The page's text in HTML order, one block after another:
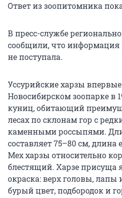
Ответ из зоопитомника
В пресс-службе
сообщили, что информация
не поступала.
Уссурийские харзы
Новосибирском зоопарке в
куниц, обитающий
лесах по склонам гор с
каменными россыпями.
составляет 75–80 см, длина
Мех харзы относительно
блестящий. Харзе присуща
окраска: верх головы, лапы
бурый цвет, подбородок и